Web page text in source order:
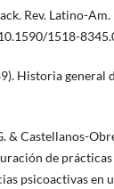
Rev. Latino-
1518-
Historia general
& Castellanos-
de
psicoactivas en